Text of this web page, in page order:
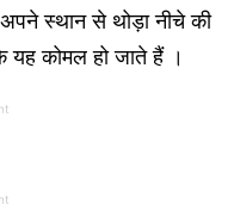
स्थान से थोड़ा नीचे की
कोमल हो जाते हैं ।